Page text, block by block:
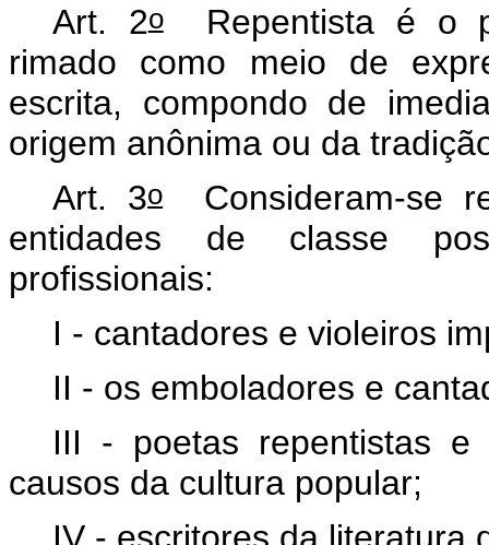
Art. 2oRepentista é o
rimado como meio de
escrita, compondo de
origem anônima ou da
Art. 3oConsideram-se
entidades de classe
profissionais:
I - cantadores e violeiros
II - os emboladores e
III - poetas repentistas e
causos da cultura popular;